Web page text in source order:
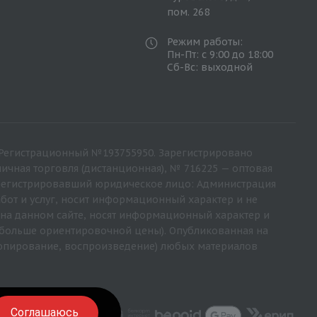
пом. 268
Режим работы:
Пн-Пт: с 9:00 до 18:00
Сб-Вс: выходной
№193755950. Зарегистрировано
торговля (дистанционная), № 716225 — оптовая
юридическое лицо: Администрация
и услуг, носит информационный характер и не
данном сайте, носят информационный характер и
ориентировочной цены). Опубликованная на
воспроизведение) любых материалов
Соглашаюсь
Соглашаюсь